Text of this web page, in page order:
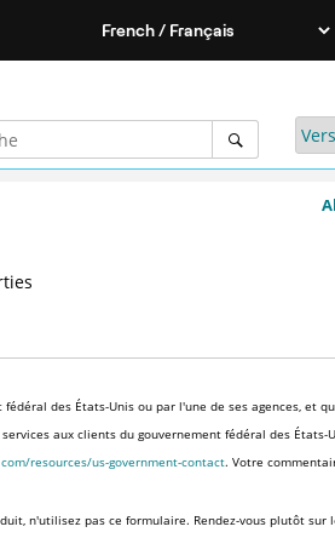
des États-Unis ou par l'une de ses agences, et
aux clients du gouvernement fédéral des États-
resources/us-government-contact. Votre
n'utilisez pas ce formulaire. Rendez-vous plutôt sur